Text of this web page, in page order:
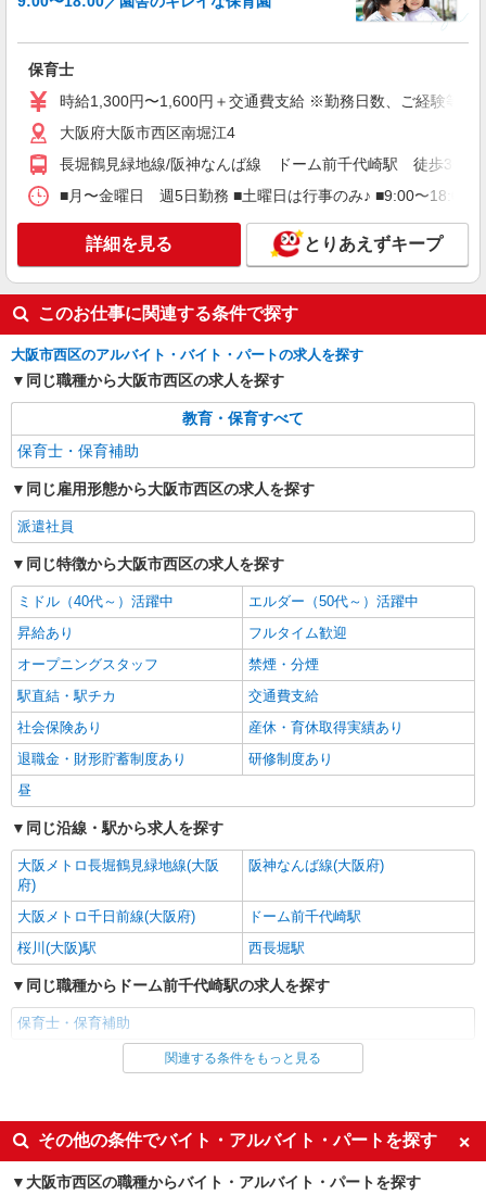
派遣社員 紹介予定派遣
［時給］ 1,500円〜1,700円 ・交通費全額支給
担） ・各種保険完備 ・昇給あり
認定こども園・幼稚園・小規模保育園・企業内保
育所など）
ベルサンテ株式会社 大阪本社
保育教諭/扶養内 短時間 シフト相談OK 残
業なし 資格必須
［時給］ 1,400円〜1,600円 ・交通費全額支給
（車通勤の場合も駐車場代・ガソリン代は弊社負
大阪府大阪市西区の保育施設 （認可保育園・
認定こども園・幼稚園・小規模保育園・企業内保
キープ 詳細を見る
派遣社員
ベルサンテ株式会社 大阪本社
保育士/扶養内 早朝/延長 シフト相談OK
残業なし 資格必須
［時給］ 1,300円〜1,500円 ・交通費全額支給
（車通勤の場合も駐車場代・ガソリン代は弊社負
担） ・各種保険完備 ・昇給あり
大阪府大阪市西区の保育施設 （認可保育園・
認定こども園・幼稚園・小規模保育園・企業内保
詳細を見る
保育士
時給1,300円〜1,600円＋交通費支給 ※勤務日数、ご経験等に
大阪府大阪市西区南堀江4
長堀鶴見緑地線/阪神なんば線 ドーム前千代崎駅 徒歩3
■月〜金曜日 週5日勤務 ■土曜日は行事のみ♪ ■9:00〜18:00
詳細を見る とりあえずキープ
このお仕事に関連する条件で探す
大阪市西区のアルバイト・バイト・パートの求人を探す
同じ職種から大阪市西区の求人を探す
教育・保育すべて
保育士・保育補助
同じ雇用形態から大阪市西区の求人を探す
派遣社員
同じ特徴から大阪市西区の求人を探す
ミドル（40代～）活躍中
エルダー（50代～）活躍中
昇給あり
フルタイム歓迎
オープニングスタッフ
禁煙・分煙
駅直結・駅チカ
交通費支給
社会保険あり
産休・育休取得実績あり
退職金・財形貯蓄制度あり
研修制度あり
昼
同じ沿線・駅から求人を探す
大阪メトロ長堀鶴見緑地線(大阪
府)
阪神なんば線(大阪府)
大阪メトロ千日前線(大阪府)
ドーム前千代崎駅
桜川(大阪)駅
西長堀駅
同じ職種からドーム前千代崎駅の求人を探す
保育士・保育補助
同じ雇用形態からドーム前千代崎駅の求人を探す
同じ特徴からドーム前千代崎駅の求人を探す
ミドル（40代～）活躍中
エルダー（50代～）活躍中
関連する条件をもっと見る
その他の条件でバイト・アルバイト・パートを探す
大阪市西区の職種からバイト・アルバイト・パートを探す